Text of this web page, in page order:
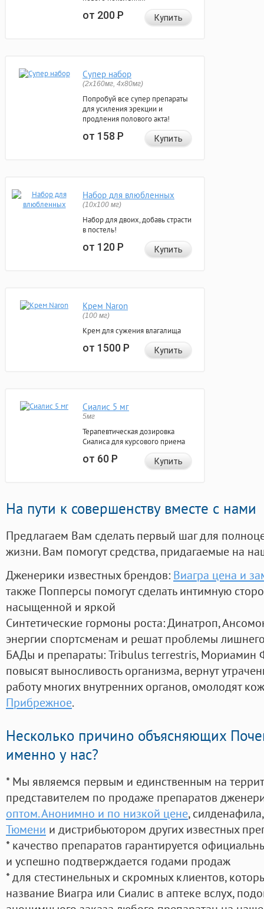
от 200Р Купить
Супер набор
(2х160мг, 4х80мг)
Попробуй все супер препараты
для усиления эрекции и
продления полового акта!
от 158Р Купить
Набор для влюбленных
(10х100 мг)
Набор для двоих, добавь страсти
в постель!
от 120Р Купить
Крем Naron
(100 мг)
Крем для сужения влагалища
от 1500Р Купить
Сиалис 5 мг
5мг
Терапевтическая дозировка
Сиалиса для курсового приема
от 60Р Купить
На пути к совершенству вместе с нами
Предлагаем Вам сделать первый шаг для
жизни. Вам помогут средства, придагаемые на
Дженерики известных брендов: Виагра цена и
также Попперсы помогут сделать интимную
насыщенной и яркой
Синтетические гормоны роста: Динатроп,
энергии спортсменам и решат проблемы
БАДы и препараты:Tribulus terrestris, Мориамин
повысят выносливость организма, вернут
работу многих внутренних органов, омолодят
Прибрежное.
Несколько причино объясняющих
именно у нас?
* Мы являемся первым и единственным на
представителем по продаже препаратов
оптом. Анонимно и по низкой цене, силденафила,
Тюмени и дистрибьютором других известных
* качество препаратов гарантируется
и успешно подтверждается годами продаж
* для стестинельных и скромных клиентов,
название Виагра или Сиалис в аптеке вслух,